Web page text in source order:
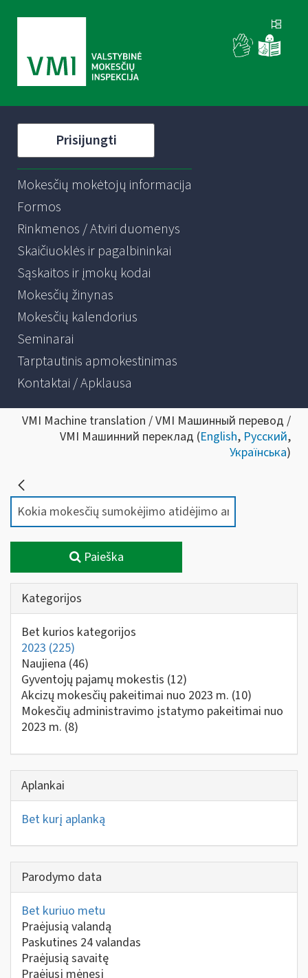
Prisijungti
Mokesčių mokėtojų informacija
Formos
Rinkmenos / Atviri duomenys
Skaičiuoklės ir pagalbininkai
Sąskaitos ir įmokų kodai
Mokesčių žinynas
Mokesčių kalendorius
Seminarai
Tarptautinis apmokestinimas
Kontaktai / Apklausa
VMI Machine translation / VMI Машинный перевод /
VMI Машинний переклад (English, Русский,
Українська)
Paieška
Kategorijos
Bet kurios kategorijos
2023 (225)
Naujiena (46)
Gyventojų pajamų mokestis (12)
Akcizų mokesčių pakeitimai nuo 2023 m. (10)
Mokesčių administravimo įstatymo pakeitimai nuo
2023 m. (8)
Aplankai
Bet kurį aplanką
Parodymo data
Bet kuriuo metu
Praėjusią valandą
Paskutines 24 valandas
Praėjusią savaitę
Praėjusį mėnesį